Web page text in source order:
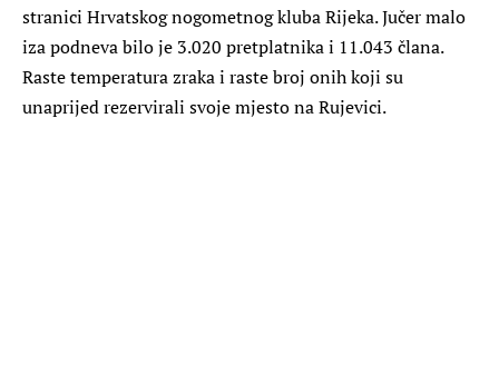
stranici Hrvatskog nogometnog kluba Rijeka. Jučer malo
iza podneva bilo je 3.020 pretplatnika i 11.043 člana.
Raste temperatura zraka i raste broj onih koji su
unaprijed rezervirali svoje mjesto na Rujevici.